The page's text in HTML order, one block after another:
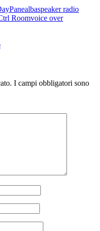
Panealbaspeaker radio
Roomvoice over
I campi obbligatori sono